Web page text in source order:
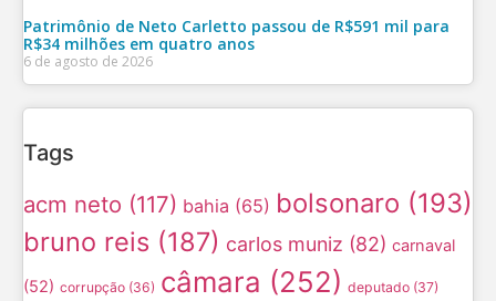
Patrimônio de Neto Carletto passou de R$591 mil para
R$34 milhões em quatro anos
6 de agosto de 2026
Tags
acm neto (117) bahia (65) bolsonaro (193)
bruno reis (187) carlos muniz (82) carnaval
(52) corrupção (36) câmara (252) deputado (37)